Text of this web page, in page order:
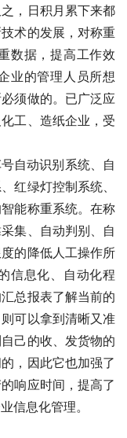
，日积月累下来都
术的发展，对称重
数据，提高工作效
业的管理人员所想
须做的。已广泛应
工、造纸企业，受
自动识别系统、自
红绿灯控制系统、
能称重系统。在称
集、自动判别、自
的降低人工操作所
信息化、自动化程
总报表了解当前的
可以拿到清晰又准
己的收、发货物的
，因此它也加强了
响应时间，提高了
信息化管理。